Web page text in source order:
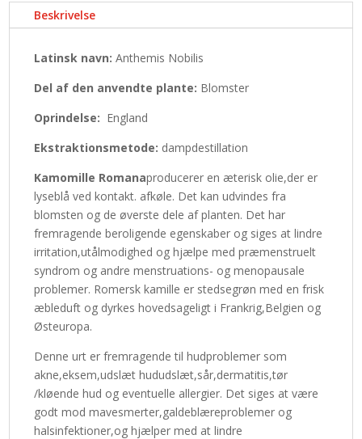
Beskrivelse
Latinsk navn:Anthemis Nobilis
Del af den anvendte plante: Blomster
Oprindelse: England
Ekstraktionsmetode: dampdestillation
Kamomille Romanaproducerer en æterisk olie,der er
lyseblå ved kontakt. afkøle. Det kan udvindes fra
blomsten og de øverste dele af planten. Det har
fremragende beroligende egenskaber og siges at lindre
irritation,utålmodighed og hjælpe med præmenstruelt
syndrom og andre menstruations- og menopausale
problemer. Romersk kamille er stedsegrøn med en frisk
æbleduft og dyrkes hovedsageligt i Frankrig,Belgien og
Østeuropa.
Denne urt er fremragende til hudproblemer som
akne,eksem,udslæt hududslæt,sår,dermatitis,tør
/kløende hud og eventuelle allergier. Det siges at være
godt mod mavesmerter,galdeblæreproblemer og
halsinfektioner,og hjælper med at lindre